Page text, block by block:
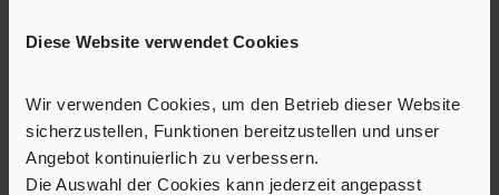
Diese Website verwendet Cookies
Wir verwenden Cookies, um den Betrieb dieser Website
sicherzustellen, Funktionen bereitzustellen und unser
Angebot kontinuierlich zu verbessern.
Die Auswahl der Cookies kann jederzeit angepasst